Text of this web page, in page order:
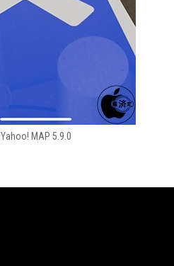
Yahoo! MAP 5.9.0